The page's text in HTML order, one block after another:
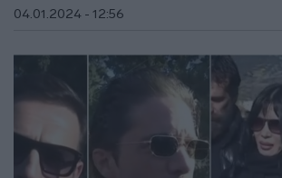
04.01.2024 - 12:56